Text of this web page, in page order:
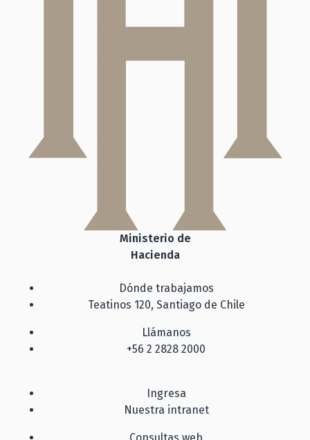
Ministerio de
Hacienda
Dónde trabajamos
Teatinos 120, Santiago de Chile
Llámanos
+56 2 2828 2000
Ingresa
Nuestra intranet